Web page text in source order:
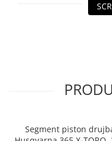
Segment piston